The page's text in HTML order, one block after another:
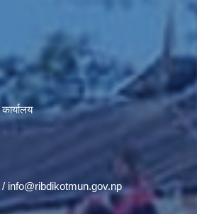
कार्यालय
/ info@ribdikotmun.gov.np